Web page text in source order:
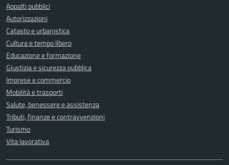
Appalti pubblici
Autorizzazioni
Catasto e urbanistica
Cultura e tempo libero
Educazione e formazione
Giustizia e sicurezza pubblica
Imprese e commercio
Mobilità e trasporti
Salute, benessere e assistenza
Tributi, finanze e contravvenzioni
Turismo
Vita lavorativa